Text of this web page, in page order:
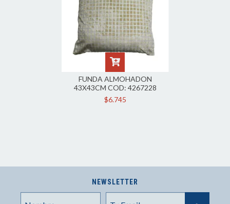
FUNDA ALMOHADON
43X43CM COD: 4267228
$6.745
NEWSLETTER